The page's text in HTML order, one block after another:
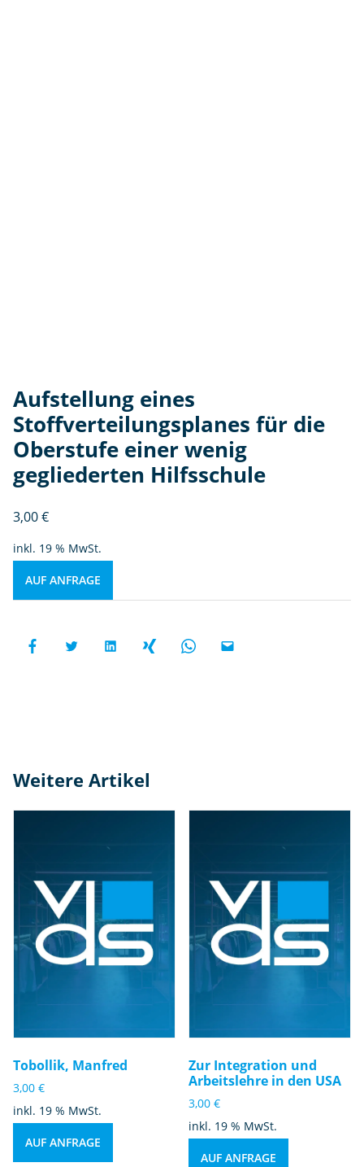
Aufstellung eines
Stoffverteilungsplanes für die
Oberstufe einer wenig
gegliederten Hilfsschule
3,00€
inkl. 19 % MwSt.
AUF ANFRAGE
Weitere Artikel
Tobollik, Manfred
3,00 €
inkl. 19 % MwSt.
AUF ANFRAGE
Zur Integration und
Arbeitslehre in den USA
3,00€
inkl. 19 % MwSt.
AUF ANFRAGE